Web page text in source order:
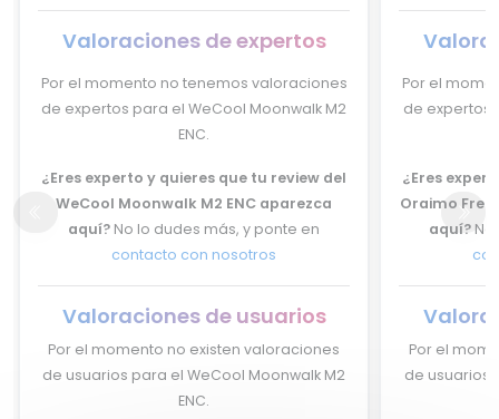
Valoraciones de expertos
Por el momento no tenemos valoraciones
de expertos para el WeCool Moonwalk M2
ENC.
¿Eres experto y quieres que tu review del
WeCool Moonwalk M2 ENC aparezca
aquí? No lo dudes más, y ponte en
contacto con nosotros
Valoraciones de usuarios
Por el momento no existen valoraciones
de usuarios para el WeCool Moonwalk M2
ENC.
Por el
de expertos
¿Eres
Oraimo
aquí?
Por el
de usuarios